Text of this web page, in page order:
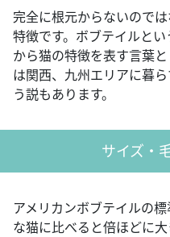
完全に根元からないので
特徴です。ボブテイルと
から猫の特徴を表す言葉
は関西、九州エリアに暮
う説もあります。
サイズ・
アメリカンボブテイルの
な猫に比べると倍ほどに